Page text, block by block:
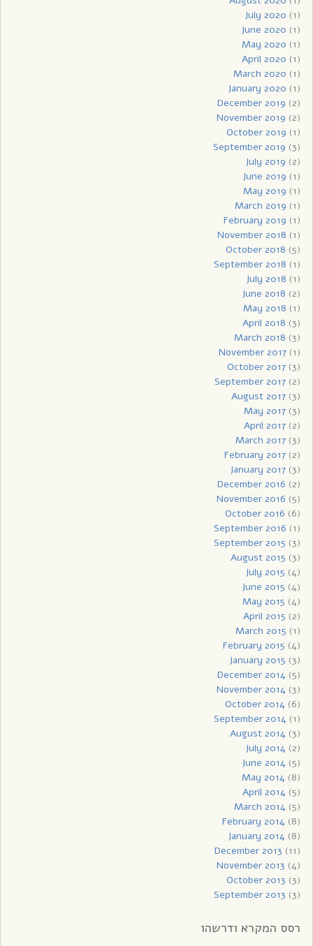
July 2020 (1)
June 2020 (1)
May 2020 (1)
April 2020 (1)
March 2020 (1)
January 2020 (1)
December 2019 (2)
November 2019 (2)
October 2019 (1)
September 2019 (3)
July 2019 (2)
June 2019 (1)
May 2019 (1)
March 2019 (1)
February 2019 (1)
November 2018 (1)
October 2018 (5)
September 2018 (1)
July 2018 (1)
June 2018 (2)
May 2018 (1)
April 2018 (3)
March 2018 (3)
November 2017(1)
October 2017(3)
September 2017(2)
August 2017(3)
May 2017(3)
April 2017(2)
March 2017(3)
February 2017(2)
January 2017(3)
December 2016 (2)
November 2016 (5)
October 2016 (6)
September 2016 (1)
September 2015 (3)
August 2015 (3)
July 2015 (4)
June 2015 (4)
May 2015 (4)
April 2015 (2)
March 2015 (1)
February 2015 (4)
January 2015 (3)
December 2014(5)
November 2014(3)
October 2014(6)
September 2014(1)
August 2014(3)
July 2014(2)
June 2014(5)
May 2014(8)
April 2014(5)
March 2014(5)
February 2014(8)
January 2014(8)
December 2013 (11)
November 2013 (4)
October 2013 (3)
September 2013 (3)
רסס המקרא ודרשהו